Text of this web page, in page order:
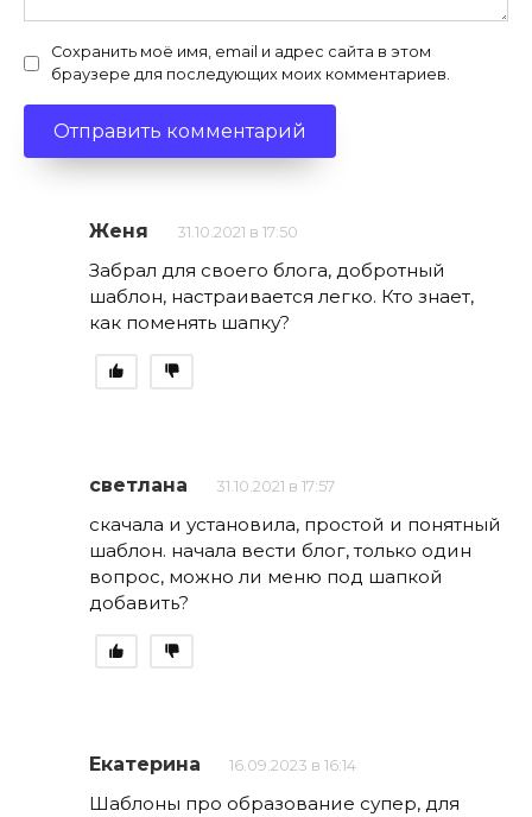
Сохранить моё имя, email и адрес сайта в этом
браузере для последующих моих комментариев.
Женя 31.10.2021 в 17:50
Забрал для своего блога, добротный
шаблон, настраивается легко. Кто знает,
как поменять шапку?
светлана 31.10.2021 в 17:57
скачала и установила, простой и понятный
шаблон. начала вести блог, только один
вопрос, можно ли меню под шапкой
добавить?
Екатерина 16.09.2023 в 16:14
Шаблоны про образование супер, для